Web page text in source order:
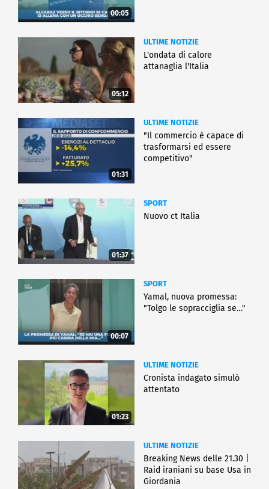
00:05
05:12
ULTIME NOTIZIE
L'ondata di calore
attanaglia l'Italia
01:31
ULTIME NOTIZIE
"Il commercio è capace di
trasformarsi ed essere
competitivo"
01:37
SPORT
Nuovo ct Italia
00:07
SPORT
Yamal, nuova promessa:
"Tolgo le sopracciglia se…"
01:23
ULTIME NOTIZIE
Cronista indagato simulò
attentato
ULTIME NOTIZIE
Breaking News delle 21.30 |
Raid iraniani su base Usa in
Giordania